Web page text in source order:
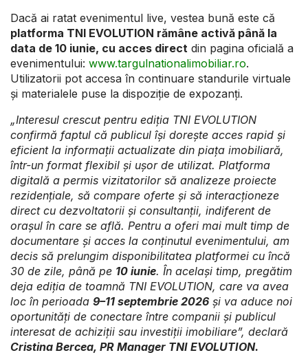
Dacă ai ratat evenimentul live, vestea bună este că
platforma TNI EVOLUTION rămâne activă până la
data de 10 iunie, cu acces direct din pagina oficială a
evenimentului: www.targulnationalimobiliar.ro.
Utilizatorii pot accesa în continuare standurile virtuale
și materialele puse la dispoziție de expozanți.
„Interesul crescut pentru ediția TNI EVOLUTION
confirmă faptul că publicul își dorește acces rapid și
eficient la informații actualizate din piața imobiliară,
într-un format flexibil și ușor de utilizat. Platforma
digitală a permis vizitatorilor să analizeze proiecte
rezidențiale, să compare oferte și să interacționeze
direct cu dezvoltatorii și consultanții, indiferent de
orașul în care se află. Pentru a oferi mai mult timp de
documentare și acces la conținutul evenimentului, am
decis să prelungim disponibilitatea platformei cu încă
30 de zile, până pe 10 iunie. În același timp, pregătim
deja ediția de toamnă TNI EVOLUTION, care va avea
loc în perioada 9–11 septembrie 2026și va aduce noi
oportunități de conectare între companii și publicul
interesat de achiziții sau investiții imobiliare”, declară
Cristina Bercea, PR Manager TNI EVOLUTION.